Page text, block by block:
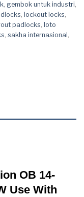
, gembok untuk industri,
, lockout locks,
padlocks, loto
, sakha internasional ,
OB 14-
Use With